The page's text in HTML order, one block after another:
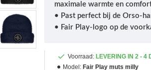
maximale warmte en
• Past perfect bij de Orso-
• Fair Play-logo op de
Voorraad: LEVERING IN 2 - 4
Model: Fair Play muts milly